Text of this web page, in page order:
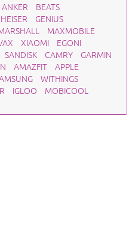
ANKER
BEATS
GENIUS
MAXMOBILE
XIAOMI
EGONI
SANDISK CAMRY
GARMIN
AMAZFIT
APPLE
WITHINGS
IGLOO
MOBICOOL